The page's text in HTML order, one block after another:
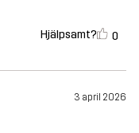
Hjälpsamt? 0
3 april 2026